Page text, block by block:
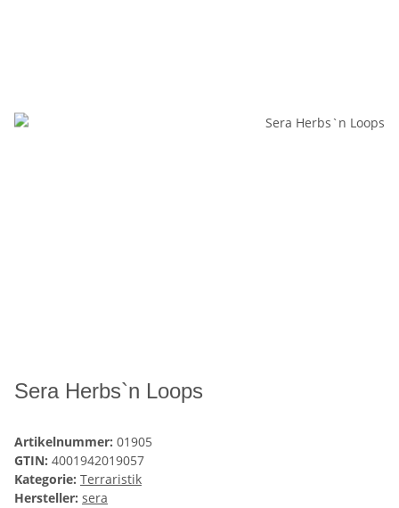
Sera Herbs`n Loops
Artikelnummer: 01905
GTIN: 4001942019057
Kategorie: Terraristik
Hersteller: sera